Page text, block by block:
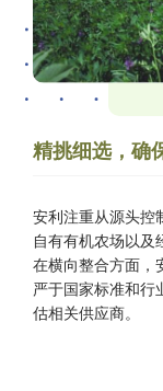
精挑细选，确
安利注重从源头控
自有有机农场以及
在横向整合方面，
严于国家标准和行
估相关供应商。